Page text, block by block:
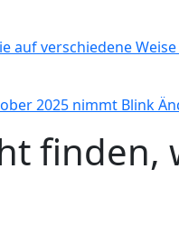
auf verschiedene
2025 nimmt Blink
finden,